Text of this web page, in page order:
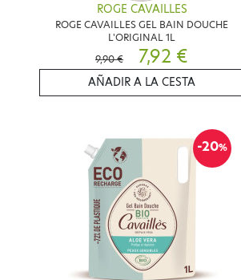
ROGE CAVAILLES
ROGE CAVAILLES GEL BAIN DOUCHE
L'ORIGINAL 1L
9,90 €
7,92 €
AÑADIR A LA CESTA
-20%